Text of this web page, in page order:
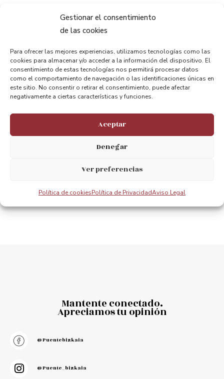
Gestionar el consentimiento
de las cookies
Para ofrecer las mejores experiencias, utilizamos tecnologías como las
cookies para almacenar y/o acceder a la información del dispositivo. El
consentimiento de estas tecnologías nos permitirá procesar datos
como el comportamiento de navegación o las identificaciones únicas en
este sitio. No consentir o retirar el consentimiento, puede afectar
negativamente a ciertas características y funciones.
Aceptar
Denegar
Ver preferencias
Política de cookiesPolítica de PrivacidadAviso Legal
Compartir:
ANTERIOR
Eskalada Bizkaia Zubiaren gailurrera
PRÓXIMO
Mantente conectado.
Apreciamos tu opinión
@puentebizkaia
@puente_bizkaia